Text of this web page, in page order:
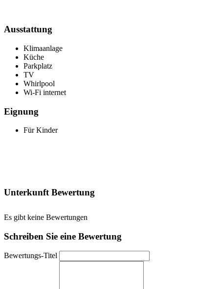
Ausstattung
Klimaanlage
Küche
Parkplatz
TV
Whirlpool
Wi-Fi internet
Eignung
Für Kinder
Unterkunft Bewertung
Es gibt keine Bewertungen
Schreiben Sie eine Bewertung
Bewertungs-Titel